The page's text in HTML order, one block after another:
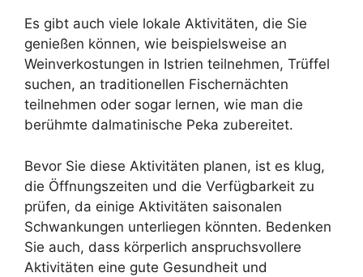
Es gibt auch viele lokale Aktivitäten, die Sie
genießen können, wie beispielsweise an
Weinverkostungen in Istrien teilnehmen, Trüffel
suchen, an traditionellen Fischernächten
teilnehmen oder sogar lernen, wie man die
berühmte dalmatinische Peka zubereitet.
Bevor Sie diese Aktivitäten planen, ist es klug,
die Öffnungszeiten und die Verfügbarkeit zu
prüfen, da einige Aktivitäten saisonalen
Schwankungen unterliegen könnten. Bedenken
Sie auch, dass körperlich anspruchsvollere
Aktivitäten eine gute Gesundheit und